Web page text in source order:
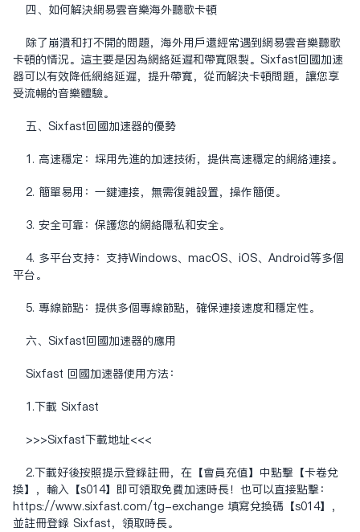
四、如何解決网易云音乐海外聽歌卡頓
除了崩溃和打不开的问题，海外用户还经常遇到网易云音乐听歌
卡顿的情况。这主要是因为网络延迟和带宽限制。Sixfast回国加速
器可以有效降低网络延迟，提升带宽，从而解决卡顿问题，让您享
受流畅的音乐体验。
五、Sixfast回國加速器的優勢
1. 高速稳定：采用先进的加速技术，提供高速稳定的网络连接。
2. 简单易用：一键连接，无需复杂设置，操作简便。
3. 安全可靠：保护您的网络隐私和安全。
4. 多平台支持：支持Windows、macOS、iOS、Android等多个
平台。
5. 专线节点：提供多个专线节点，确保连接速度和稳定性。
六、Sixfast回國加速器的應用
Sixfast 回國加速器使用方法：
1.下載 Sixfast
>>>Sixfast下载地址<<<
2.下載好後按照提示登錄註冊，在【會員充值】中點擊【卡卷兌
換】，輸入【s014】即可領取免費加速時長！也可以直接點擊：
https://www.sixfast.com/tg-exchange 填寫兌換碼【s014】，
並註冊登錄 Sixfast，領取時長。